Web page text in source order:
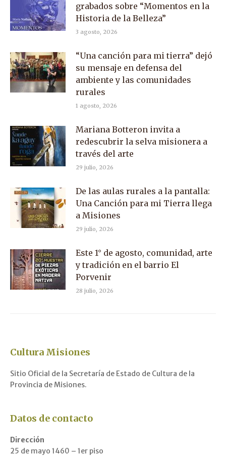
grabados sobre “Momentos en la
Historia de la Belleza”
3 agosto, 2026
“Una canción para mi tierra” dejó
su mensaje en defensa del
ambiente y las comunidades
rurales
1 agosto, 2026
Mariana Botteron invita a
redescubrir la selva misionera a
través del arte
29 julio, 2026
De las aulas rurales a la pantalla:
Una Canción para mi Tierra llega
a Misiones
29 julio, 2026
Este 1° de agosto, comunidad, arte
y tradición en el barrio El
Porvenir
28 julio, 2026
Cultura Misiones
Sitio Oficial de la Secretaría de Estado de Cultura de la
Provincia de Misiones.
Datos de contacto
Dirección
25 de mayo 1460 – 1er piso